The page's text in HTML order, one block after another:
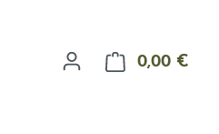
0,00 €